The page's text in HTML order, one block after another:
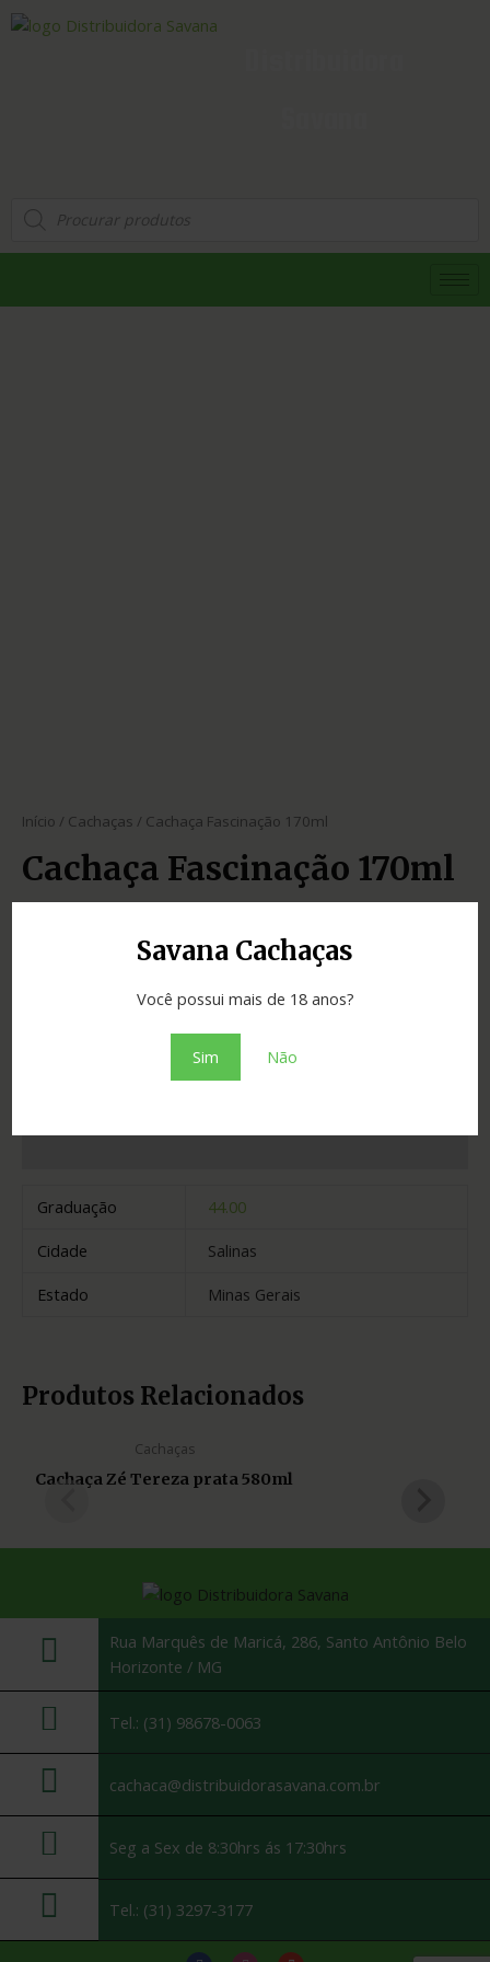
Savana Cachaças
Você possui mais de 18 anos?
Sim Não
Início / Cachaças / Cachaça Fascinação 170ml
Cachaça Fascinação 170ml
Adicionar ao orçamento
Graduação
44.00
Cidade
Salinas
Estado
Minas Gerais
Produtos Relacionados
Cachaças
Cachaça Zé Tereza prata 580ml
Rua Marquês de Maricá, 286, Santo Antônio Belo
Horizonte / MG
Tel.: (31) 98678-0063
cachaca@distribuidorasavana.com.br
Seg a Sex de 8:30hrs ás 17:30hrs
Tel.: (31) 3297-3177